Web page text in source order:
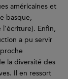
américaines et
basque,
Enfin,
a pu servir
la diversité des
Il en ressort